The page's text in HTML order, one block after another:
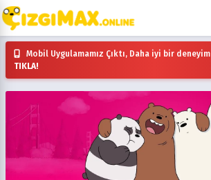
Mobil Uygulamamız Çıktı, Daha iyi bir
TIKLA!